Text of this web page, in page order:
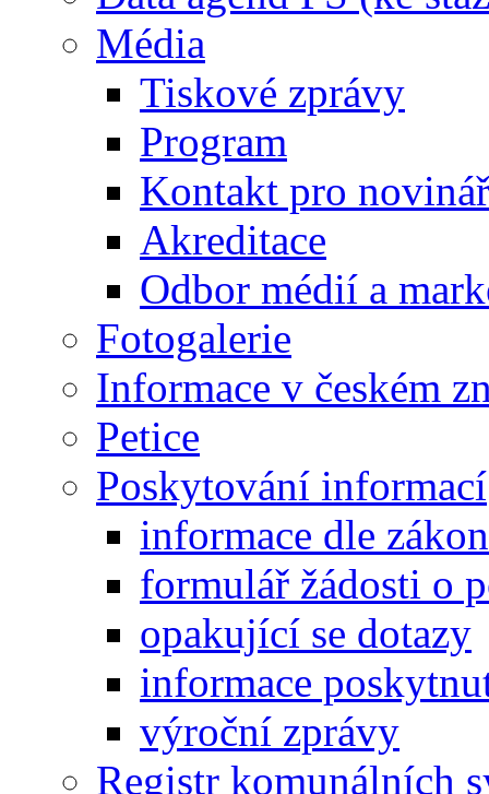
Média
Tiskové zprávy
Program
Kontakt pro
Akreditace
Odbor médií a
Fotogalerie
Informace v českém
Petice
Poskytování informací
informace dle
formulář žádosti o
opakující se dotazy
informace
výroční zprávy
Registr komunálních